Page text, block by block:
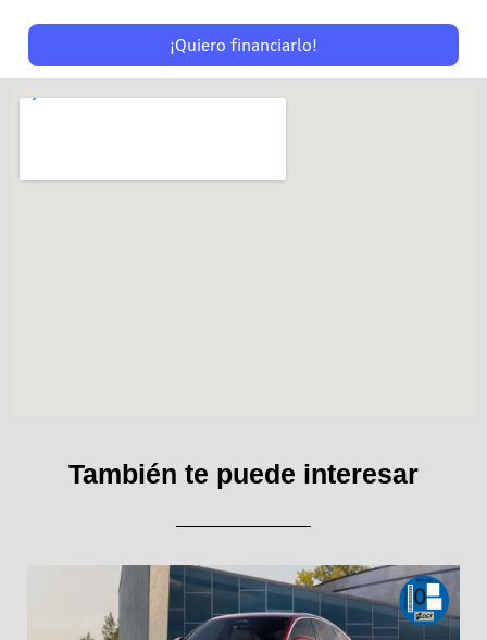
¡Quiero financiarlo!
También te puede interesar